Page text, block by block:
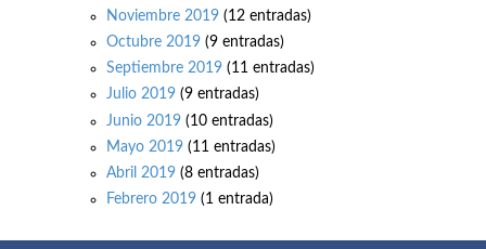
Noviembre 2019 (12 entradas)
Octubre 2019 (9 entradas)
Septiembre 2019 (11 entradas)
Julio 2019 (9 entradas)
Junio 2019 (10 entradas)
Mayo 2019 (11 entradas)
Abril 2019 (8 entradas)
Febrero 2019 (1 entrada)